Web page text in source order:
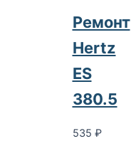
Ремонт
Hertz
ES
380.5
535 ₽